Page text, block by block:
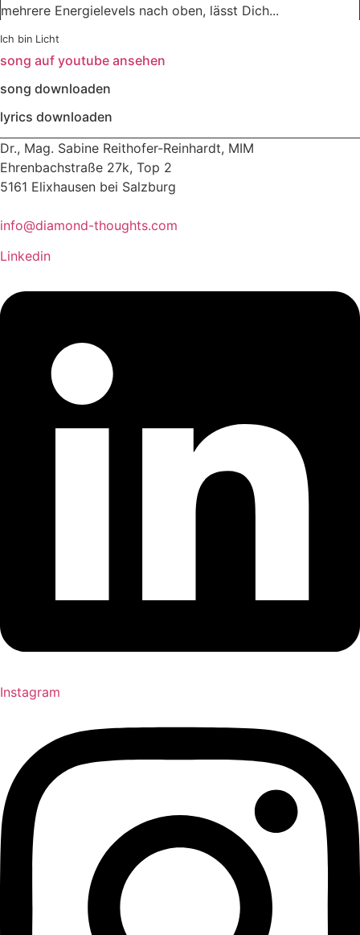
mehrere Energielevels nach oben, lässt Dich...
Ich bin Licht
song auf youtube ansehen
song downloaden
lyrics downloaden
Dr., Mag. Sabine Reithofer-Reinhardt, MIM
Ehrenbachstraße 27k, Top 2
5161 Elixhausen bei Salzburg
info@diamond-thoughts.com
Linkedin
Instagram